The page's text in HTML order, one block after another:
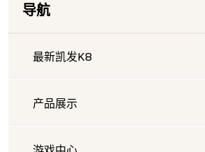
导航
最新凯发K8
产品展示